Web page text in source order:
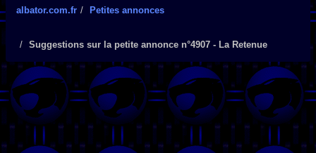
albator.com.fr Petites annonces
Suggestions sur la petite annonce n°4907 - La Retenue